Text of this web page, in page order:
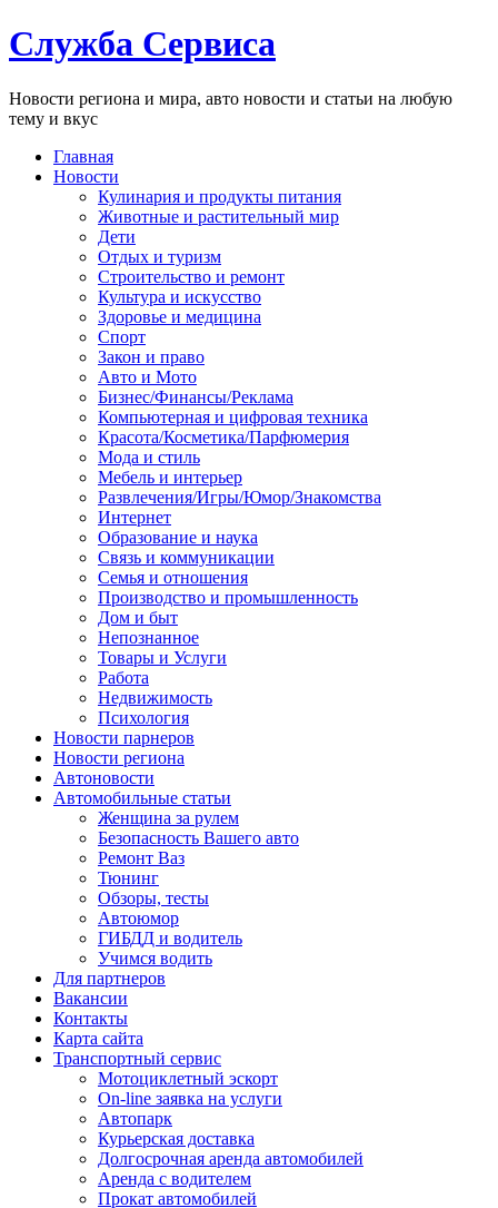
Служба Сервиса
Новости региона и мира, авто новости и статьи на любую
тему и вкус
Главная
Новости
Кулинария и продукты питания
Животные и растительный мир
Дети
Отдых и туризм
Строительство и ремонт
Культура и искусство
Здоровье и медицина
Спорт
Закон и право
Авто и Мото
Бизнес/Финансы/Реклама
Компьютерная и цифровая техника
Красота/Косметика/Парфюмерия
Мода и стиль
Мебель и интерьер
Развлечения/Игры/Юмор/Знакомства
Интернет
Образование и наука
Связь и коммуникации
Семья и отношения
Производство и промышленность
Дом и быт
Непознанное
Товары и Услуги
Работа
Недвижимость
Психология
Новости парнеров
Новости региона
Автоновости
Автомобильные статьи
Женщина за рулем
Безопасность Вашего авто
Ремонт Ваз
Тюнинг
Обзоры, тесты
Автоюмор
ГИБДД и водитель
Учимся водить
Для партнеров
Вакансии
Контакты
Карта сайта
Транспортный сервис
Мотоциклетный эскорт
On-line заявка на услуги
Автопарк
Курьерская доставка
Долгосрочная аренда автомобилей
Аренда с водителем
Прокат автомобилей